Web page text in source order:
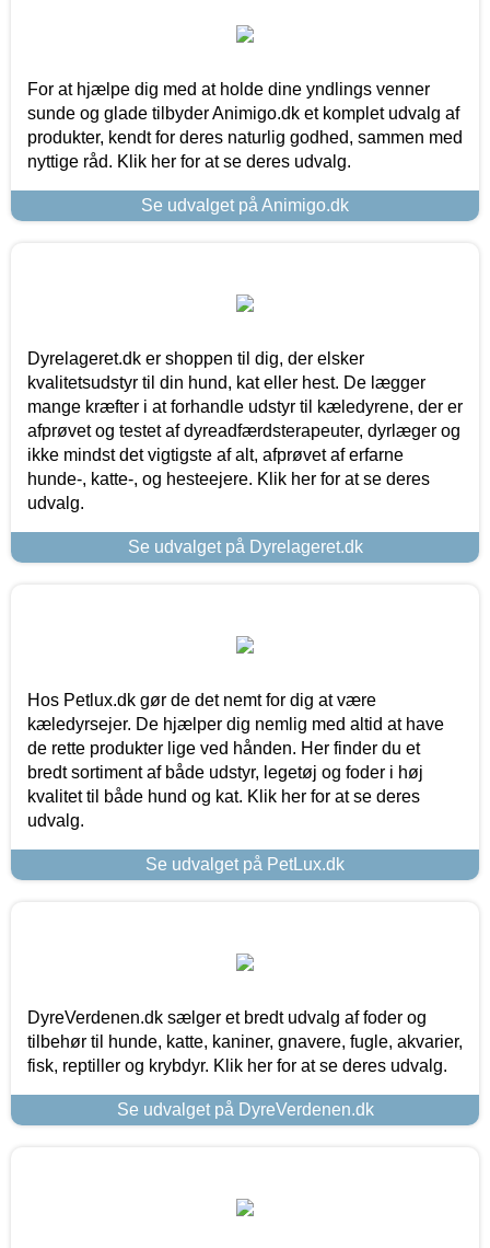
For at hjælpe dig med at holde dine yndlings venner
sunde og glade tilbyder Animigo.dk et komplet udvalg af
produkter, kendt for deres naturlig godhed, sammen med
nyttige råd. Klik her for at se deres udvalg.
Se udvalget på Animigo.dk
Dyrelageret.dk er shoppen til dig, der elsker
kvalitetsudstyr til din hund, kat eller hest. De lægger
mange kræfter i at forhandle udstyr til kæledyrene, der er
afprøvet og testet af dyreadfærdsterapeuter, dyrlæger og
ikke mindst det vigtigste af alt, afprøvet af erfarne
hunde-, katte-, og hesteejere. Klik her for at se deres
udvalg.
Se udvalget på Dyrelageret.dk
Hos Petlux.dk gør de det nemt for dig at være
kæledyrsejer. De hjælper dig nemlig med altid at have
de rette produkter lige ved hånden. Her finder du et
bredt sortiment af både udstyr, legetøj og foder i høj
kvalitet til både hund og kat. Klik her for at se deres
udvalg.
Se udvalget på PetLux.dk
DyreVerdenen.dk sælger et bredt udvalg af foder og
tilbehør til hunde, katte, kaniner, gnavere, fugle, akvarier,
fisk, reptiller og krybdyr. Klik her for at se deres udvalg.
Se udvalget på DyreVerdenen.dk